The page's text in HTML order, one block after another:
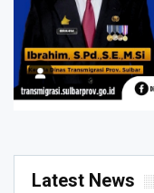
Latest News